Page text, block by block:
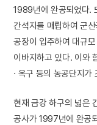
1989년에 완공되었다.
간석지를 매립하여 군
공장이 입주하여 대규
이바지하고 있다. 이와
· 옥구 등의 농공단지가
현재 금강 하구의 넓은
공사가 1997년에 완공